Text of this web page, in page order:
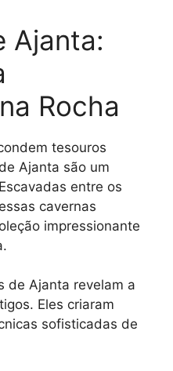
Ajanta:
Rocha
tesouros
Ajanta são um
entre os
cavernas
impressionante
de Ajanta revelam a
Eles criaram
sofisticadas de